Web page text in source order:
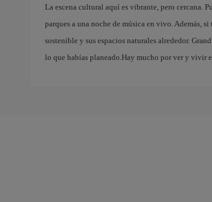
La escena cultural aquí es vibrante, pero cercana.
parques a una noche de música en vivo. Además,
sostenible y sus espacios naturales alrededor.
lo que habías planeado.Hay mucho por ver y vivir